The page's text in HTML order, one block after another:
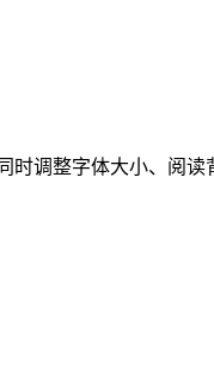
调整字体大小、阅读